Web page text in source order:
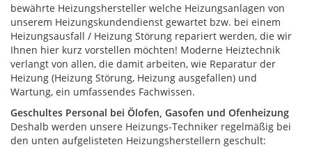
bewährte Heizungshersteller welche Heizungsanlagen von
unserem Heizungskundendienst gewartet bzw. bei einem
Heizungsausfall / Heizung Störung repariert werden, die wir
Ihnen hier kurz vorstellen möchten! Moderne Heiztechnik
verlangt von allen, die damit arbeiten, wie Reparatur der
Heizung (Heizung Störung, Heizung ausgefallen) und
Wartung, ein umfassendes Fachwissen.
Geschultes Personal bei Ölofen, Gasofen und Ofenheizung
Deshalb werden unsere Heizungs-Techniker regelmäßig bei
den unten aufgelisteten Heizungsherstellern geschult: